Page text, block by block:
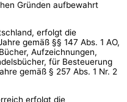
Gründen aufbewahrt
erfolgt die
gemäß §§ 147 Abs. 1 AO,
Aufzeichnungen,
für Besteuerung
gemäß § 257 Abs. 1 Nr. 2
erfolgt die